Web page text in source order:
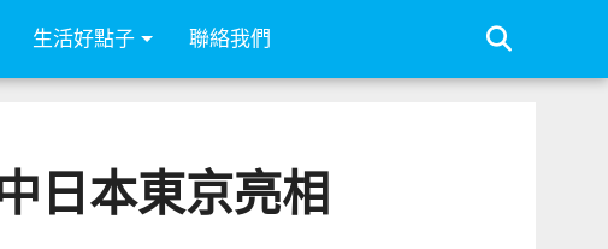
生活好點子 聯絡我們
日本東京亮相